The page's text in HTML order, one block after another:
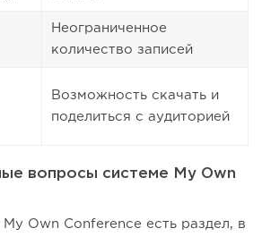
Неограниченное
количество записей
Возможность скачать и
поделиться с аудиторией
вопросы системе My Own
Own Conference есть раздел, в